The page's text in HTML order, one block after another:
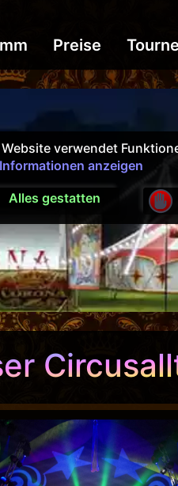
Preise
Website verwendet
anzeigen
Alles gestatten